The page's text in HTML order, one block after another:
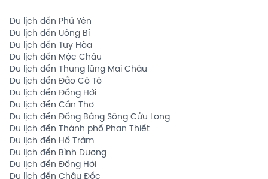
Du lịch đến Phú Yên
Du lịch đến Uông Bí
Du lịch đến Tuy Hòa
Du lịch đến Mộc Châu
Du lịch đến Thung lũng Mai Châu
Du lịch đến Đảo Cô Tô
Du lịch đến Đồng Hới
Du lịch đến Cần Thơ
Du lịch đến Đồng Bằng Sông Cửu Long
Du lịch đến Thành phố Phan Thiết
Du lịch đến Hồ Tràm
Du lịch đến Bình Dương
Du lịch đến Đồng Hới
Du lịch đến Châu Đốc